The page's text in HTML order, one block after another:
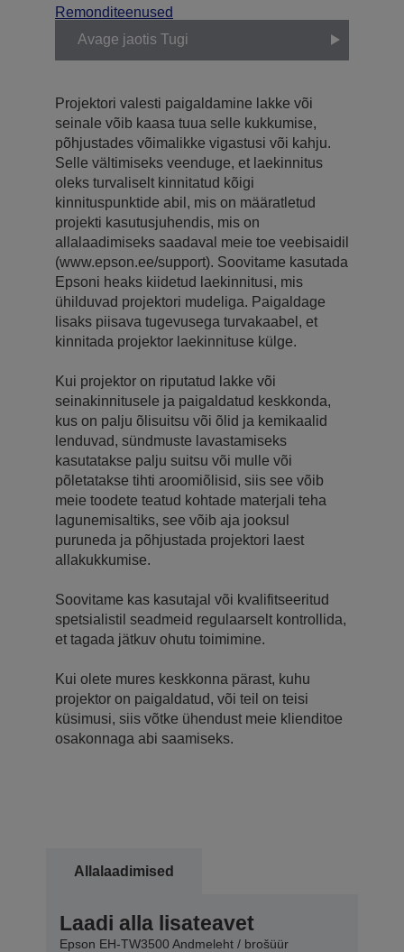
Remonditeenused
Avage jaotis Tugi
Projektori valesti paigaldamine lakke või
seinale võib kaasa tuua selle kukkumise,
põhjustades võimalikke vigastusi või kahju.
Selle vältimiseks veenduge, et laekinnitus
oleks turvaliselt kinnitatud kõigi
kinnituspunktide abil, mis on määratletud
projekti kasutusjuhendis, mis on
allalaadimiseks saadaval meie toe veebisaidil
(www.epson.ee/support). Soovitame kasutada
Epsoni heaks kiidetud laekinnitusi, mis
ühilduvad projektori mudeliga. Paigaldage
lisaks piisava tugevusega turvakaabel, et
kinnitada projektor laekinnituse külge.
Kui projektor on riputatud lakke või
seinakinnitusele ja paigaldatud keskkonda,
kus on palju õlisuitsu või õlid ja kemikaalid
lenduvad, sündmuste lavastamiseks
kasutatakse palju suitsu või mulle või
põletatakse tihti aroomiõlisid, siis see võib
meie toodete teatud kohtade materjali teha
lagunemisaltiks, see võib aja jooksul
puruneda ja põhjustada projektori laest
allakukkumise.
Soovitame kas kasutajal või kvalifitseeritud
spetsialistil seadmeid regulaarselt kontrollida,
et tagada jätkuv ohutu toimimine.
Kui olete mures keskkonna pärast, kuhu
projektor on paigaldatud, või teil on teisi
küsimusi, siis võtke ühendust meie klienditoe
osakonnaga abi saamiseks.
Allalaadimised
Laadi alla lisateavet
Epson EH-TW3500 Andmeleht / brošüür